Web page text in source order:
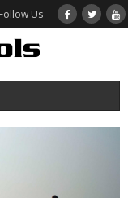
Follow Us